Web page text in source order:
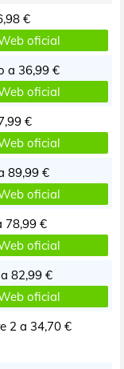
€
oficial
a 36,99 €
oficial
€
oficial
89,99 €
oficial
78,99 €
oficial
82,99 €
oficial
2 a 34,70 €